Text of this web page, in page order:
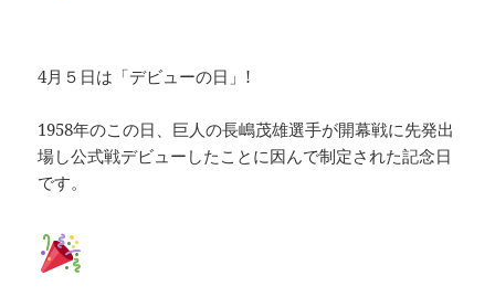
4月５日は「デビューの日」!
1958年のこの日、巨人の長嶋茂雄選手が開幕戦に先発出
場し公式戦デビューしたことに因んで制定された記念日
です。